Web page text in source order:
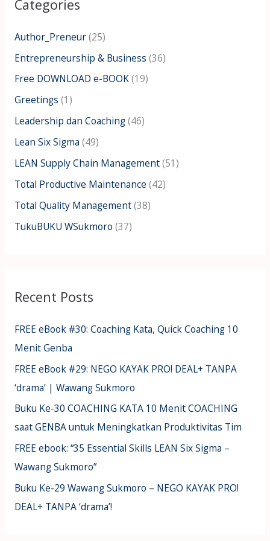
c
f
o
r
:
Categories
Author_Preneur(25)
Entrepreneurship & Business (36)
Free DOWNLOAD e-BOOK(19)
Greetings (1)
Leadership dan Coaching(46)
Lean Six Sigma (49)
LEAN Supply Chain Management(51)
Total Productive Maintenance (42)
Total Quality Management(38)
TukuBUKU WSukmoro (37)
Recent Posts
FREE eBook #30: Coaching Kata, Quick Coaching 10
Menit Genba
FREE eBook #29: NEGO KAYAK PRO! DEAL+ TANPA
‘drama’ | Wawang Sukmoro
Buku Ke-30 COACHING KATA 10 Menit COACHING
saat GENBA untuk Meningkatkan Produktivitas Tim
FREE ebook: “35 Essential Skills LEAN Six Sigma –
Wawang Sukmoro”
Buku Ke-29 Wawang Sukmoro – NEGO KAYAK PRO!
DEAL+ TANPA ‘drama’!